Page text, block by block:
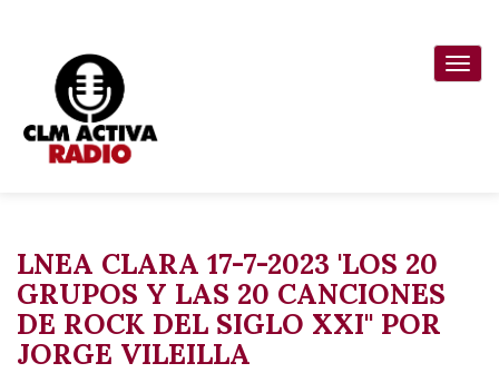
contenido
principal
LNEA CLARA 17-7-2023 'LOS 20
GRUPOS Y LAS 20 CANCIONES
DE ROCK DEL SIGLO XXI'' POR
JORGE VILEILLA